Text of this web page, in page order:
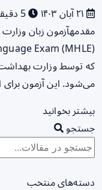
5 دقیقه
که توسط وزارت
می‌شود. این آزمون برای
بیشتر بخوانید
جستجو
دسته‌های منتخب